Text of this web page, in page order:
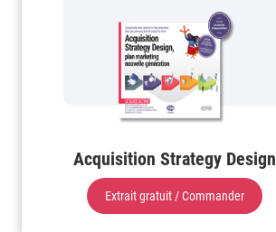
Acquisition Strategy Design
Extrait gratuit / Commander